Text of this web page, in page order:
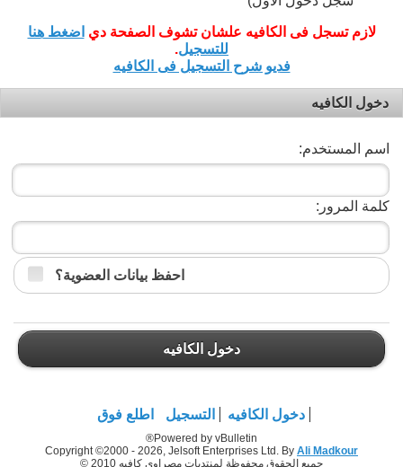
لازم تسجل فى الكافيه علشان تشوف الصفحة دي اضغط هنا
للتسجيل.
فديو شرح التسجيل فى الكافيه
دخول الكافيه
اسم المستخدم:
كلمة المرور:
احفظ بيانات العضوية؟
دخول الكافيه
دخول الكافيه التسجيل اطلع فوق
Powered by vBulletin®
Copyright ©2000 - 2026, Jelsoft Enterprises Ltd. By Ali Madkour
جميع الحقوق محفوظة لمنتديات مصراوي كافيه 2010 ©